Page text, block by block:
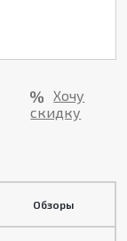
Хочу
скидку
Обзоры